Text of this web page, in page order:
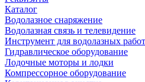
Каталог
Водолазное снаряжение
Водолазная связь и телевидение
Инструмент для водолазных работ
Гидравлическое оборудование
Лодочные моторы и лодки
Компрессорное оборудование